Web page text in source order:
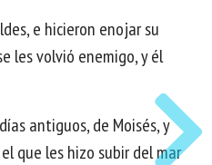
e hicieron enojar su
les volvió enemigo, y él
antiguos, de Moisés, y
que les hizo subir del mar